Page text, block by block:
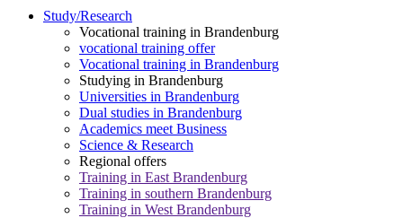
Study/Research
Vocational training in Brandenburg
vocational training offer
Vocational training in Brandenburg
Studying in Brandenburg
Universities in Brandenburg
Dual studies in Brandenburg
Academics meet Business
Science & Research
Regional offers
Training in East Brandenburg
Training in southern Brandenburg
Training in West Brandenburg